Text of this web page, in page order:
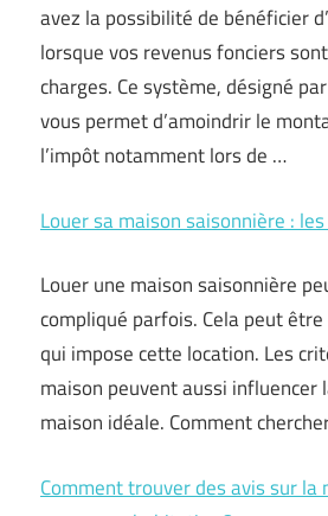
avez la possibilité de bénéficier
lorsque vos revenus fonciers
charges. Ce système, désigné
vous permet d’amoindrir le
l’impôt notamment lors de …
Louer sa maison saisonnière :
Louer une maison saisonnière
compliqué parfois. Cela peut
qui impose cette location. Les
maison peuvent aussi influencer
maison idéale. Comment
Comment trouver des avis sur la